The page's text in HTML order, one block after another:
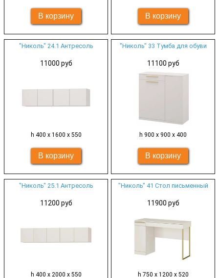
"Николь" 24.1 Антресоль
11000 руб
h 400 х 1600 х 550
"Николь" 33 Тумба для обуви
11100 руб
h 900 х 900 х 400
"Николь" 25.1 Антресоль
11200 руб
h 400 х 2000 х 550
"Николь" 41 Стол письменный
11900 руб
h 750 х 1200 х 520